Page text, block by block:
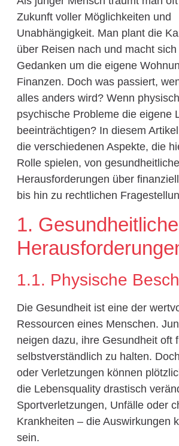
Zukunft voller Möglichkeiten und
Unabhängigkeit. Man plant die
über Reisen nach und macht sich
Gedanken um die eigene
Finanzen. Doch was passiert,
alles anders wird? Wenn
psychische Probleme die eigene
beeinträchtigen? In diesem
die verschiedenen Aspekte, die
Rolle spielen, von
Herausforderungen über
bis hin zu rechtlichen
1. Gesundheitliche
1.1. Physische
Die Gesundheit ist eine der
Ressourcen eines Menschen.
neigen dazu, ihre Gesundheit oft
selbstverständlich zu halten.
oder Verletzungen können
die Lebensquality drastisch
Sportverletzungen, Unfälle oder
Krankheiten – die Auswirkungen
sein.